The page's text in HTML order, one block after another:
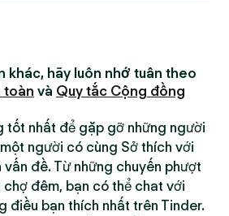
khác, hãy luôn nhớ tuân theo
toàn và Quy tắc Cộng đồng
tốt nhất để gặp gỡ những người
người có cùng Sở thích với
vấn đề. Từ những chuyến phượt
đêm, bạn có thể chat với
điều bạn thích nhất trên Tinder.